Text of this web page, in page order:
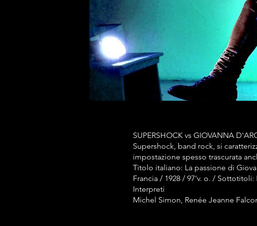
SUPERSHOCK vs GIOVANNA
Supershock, band rock, si
impostazione spesso trascurata
Titolo italiano: La passione di
Francia / 1928 / 97'v. o. / Sottotitoli:
Interpreti
Michel Simon, Renée Jeanne